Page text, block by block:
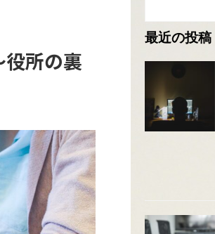
役所の裏
最近の投稿